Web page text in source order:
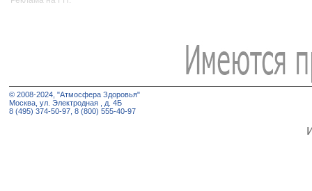
© 2008-2024, "Атмосфера Здоровья"
Москва, ул. Электродная , д. 4Б
8 (495) 374-50-97, 8 (800) 555-40-97